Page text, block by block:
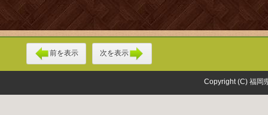
前を表示 次を表示
Copyright (C) 福岡